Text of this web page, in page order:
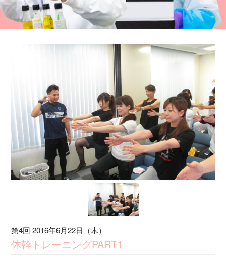
第4回 2016年6月22日（木）
体幹トレーニングPART1